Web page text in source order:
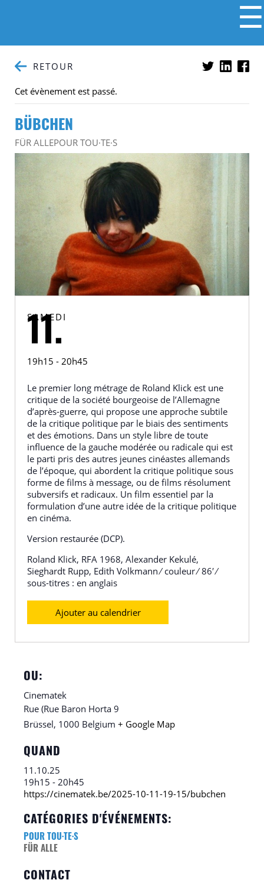
☰
RETOUR
Cet évènement est passé.
BÜBCHEN
FÜR ALLEPOUR TOU·TE·S
SAMEDI
11.
19h15 - 20h45
Le premier long métrage de Roland Klick est une
critique de la société bourgeoise de l’Allemagne
d’après-guerre, qui propose une approche subtile
de la critique politique par le biais des sentiments
et des émotions. Dans un style libre de toute
influence de la gauche modérée ou radicale qui est
le parti pris des autres jeunes cinéastes allemands
de l’époque, qui abordent la critique politique sous
forme de films à message, ou de films résolument
subversifs et radicaux. Un film essentiel par la
formulation d’une autre idée de la critique politique
en cinéma.
Version restaurée (DCP).
Roland Klick, RFA 1968, Alexander Kekulé,
Sieghardt Rupp, Edith Volkmann ⁄ couleur ⁄ 86′ ⁄
sous-titres : en anglais
Ajouter au calendrier
OU:
Cinematek
Rue (Rue Baron Horta 9
Brüssel, 1000 Belgium + Google Map
QUAND
11.10.25
19h15 - 20h45
https://cinematek.be/2025-10-11-19-15/bubchen
CATÉGORIES D'ÉVÉNEMENTS:
FÜR ALLE
POUR TOU·TE·S
CONTACT